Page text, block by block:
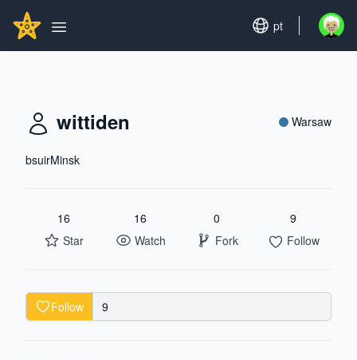
GITHUBSTAR
Open main menu
Set language
pt Open
wittiden Warsaw
bsuirMinsk
16
Star
16
Watch
0
Fork
9
Follow
Follow 9